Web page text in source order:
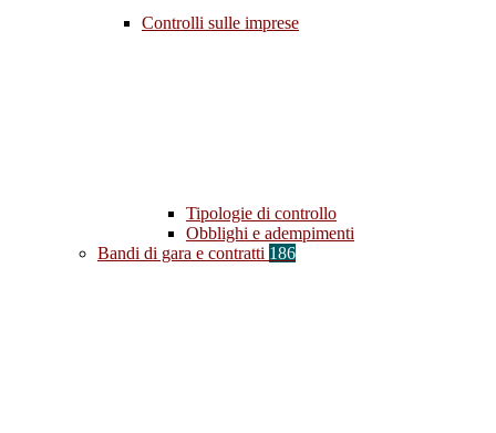
Controlli sulle imprese
Tipologie di controllo
Obblighi e adempimenti
Bandi di gara e contratti 186